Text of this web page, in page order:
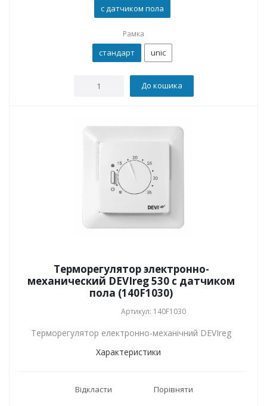
с датчиком пола
Рамка
стандарт unic
До кошика
Терморегулятор электронно-
механический DEVIreg 530 с датчиком
пола (140F1030)
Артикул: 140F1030
Терморегулятор електронно-механічний DEVIreg
Характеристики
Відкласти Порівняти